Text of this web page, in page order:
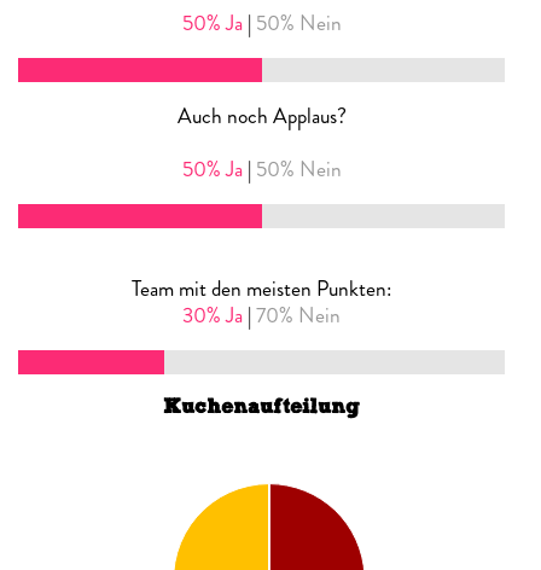
50% Ja| 50% Nein
Auch noch Applaus?
50% Ja| 50% Nein
Team mit den meisten Punkten:
30% Ja |70% Nein
Kuchenaufteilung